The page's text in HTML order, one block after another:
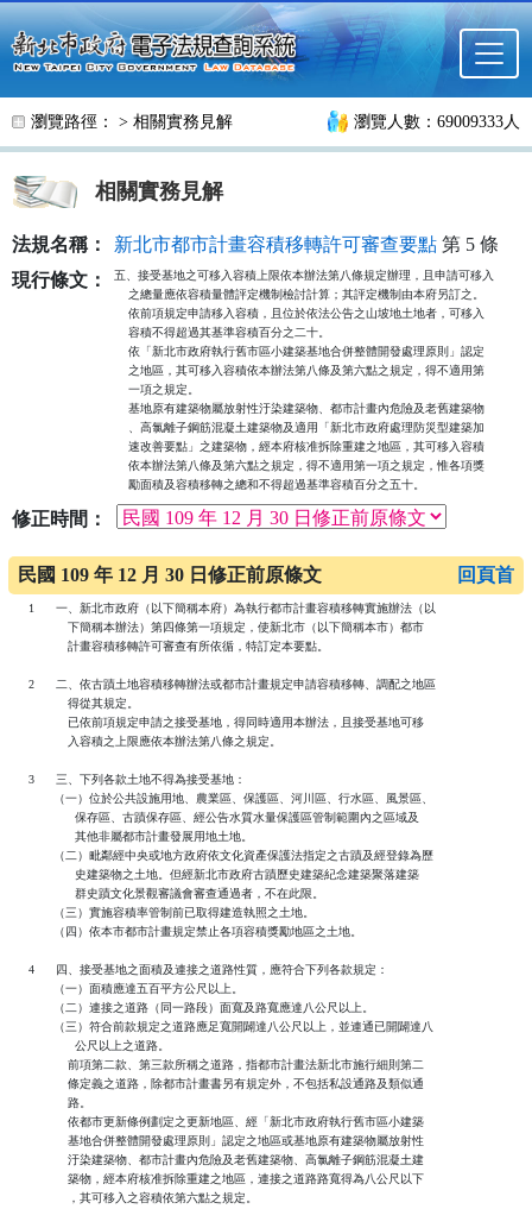
跳至主要內容
瀏覽路徑： > 相關實務見解 瀏覽人數：69009333人
相關實務見解
法規名稱： 新北市都市計畫容積移轉許可審查要點 第 5 條
現行條文：
五、接受基地之可移入容積上限依本辦法第八條規定辦理，且申請可移入
    之總量應依容積量體評定機制檢討計算；其評定機制由本府另訂之。
    依前項規定申請移入容積，且位於依法公告之山坡地土地者，可移入
    容積不得超過其基準容積百分之二十。
    依「新北市政府執行舊市區小建築基地合併整體開發處理原則」認定
    之地區，其可移入容積依本辦法第八條及第六點之規定，得不適用第
    一項之規定。
    基地原有建築物屬放射性汙染建築物、都市計畫內危險及老舊建築物
    、高氯離子鋼筋混凝土建築物及適用「新北市政府處理防災型建築加
    速改善要點」之建築物，經本府核准拆除重建之地區，其可移入容積
    依本辦法第八條及第六點之規定，得不適用第一項之規定，惟各項獎
    勵面積及容積移轉之總和不得超過基準容積百分之五十。
修正時間：
民國 109 年 12 月 30 日修正前原條文 回頁首
   1      一、新北市政府（以下簡稱本府）為執行都市計畫容積移轉實施辦法（以
              下簡稱本辦法）第四條第一項規定，使新北市（以下簡稱本市）都市
              計畫容積移轉許可審查有所依循，特訂定本要點。
   2      二、依古蹟土地容積移轉辦法或都市計畫規定申請容積移轉、調配之地區
              得從其規定。
              已依前項規定申請之接受基地，得同時適用本辦法，且接受基地可移
              入容積之上限應依本辦法第八條之規定。
   3      三、下列各款土地不得為接受基地：
          （一）位於公共設施用地、農業區、保護區、河川區、行水區、風景區、
                保存區、古蹟保存區、經公告水質水量保護區管制範圍內之區域及
                其他非屬都市計畫發展用地土地。
          （二）毗鄰經中央或地方政府依文化資產保護法指定之古蹟及經登錄為歷
                史建築物之土地。但經新北市政府古蹟歷史建築紀念建築聚落建築
                群史蹟文化景觀審議會審查通過者，不在此限。
          （三）實施容積率管制前已取得建造執照之土地。
          （四）依本市都市計畫規定禁止各項容積獎勵地區之土地。
   4      四、接受基地之面積及連接之道路性質，應符合下列各款規定：
          （一）面積應達五百平方公尺以上。
          （二）連接之道路（同一路段）面寬及路寬應達八公尺以上。
          （三）符合前款規定之道路應足寬開闢達八公尺以上，並連通已開闢達八
                公尺以上之道路。
              前項第二款、第三款所稱之道路，指都市計畫法新北市施行細則第二
              條定義之道路，除都市計畫書另有規定外，不包括私設通路及類似通
              路。
              依都市更新條例劃定之更新地區、經「新北市政府執行舊市區小建築
              基地合併整體開發處理原則」認定之地區或基地原有建築物屬放射性
              汙染建築物、都市計畫內危險及老舊建築物、高氯離子鋼筋混凝土建
              築物，經本府核准拆除重建之地區，連接之道路路寬得為八公尺以下
              ，其可移入之容積依第六點之規定。